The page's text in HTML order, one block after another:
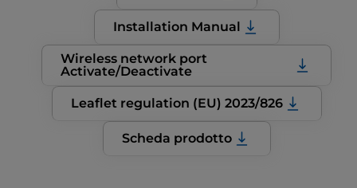
Installation Manual
Wireless network port
Activate/Deactivate
Leaflet regulation (EU) 2023/826
Scheda prodotto